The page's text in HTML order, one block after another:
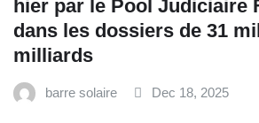
hier par le Pool Judiciaire
dans les dossiers de 31
milliards
barre solaire Dec 18, 2025